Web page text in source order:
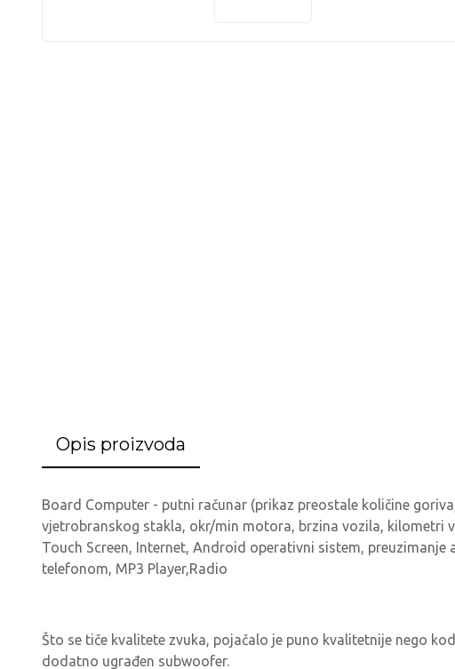
Opis proizvoda
Board Computer - putni računar (prikaz preostale količine
vjetrobranskog stakla, okr/min motora, brzina vozila, kilometri
Touch Screen, Internet, Android operativni sistem, preuzimanje
telefonom, MP3 Player,Radio
Što se tiče kvalitete zvuka, pojačalo je puno kvalitetnije nego
dodatno ugrađen subwoofer.